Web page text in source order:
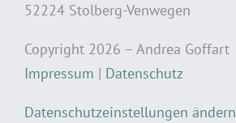
52224 Stolberg-Venwegen
Copyright 2026 – Andrea Goffart
Impressum | Datenschutz
Datenschutzeinstellungen ändern